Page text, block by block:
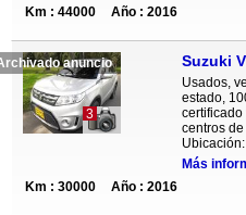
Km : 44000
Año : 2016
anuncio
3
Usados,
estado,
centros
Más
Km : 30000
Año : 2016